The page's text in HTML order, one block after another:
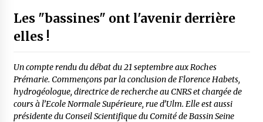
Les "bassines" ont l'avenir derrière
elles !
Un compte rendu du débat du 21 septembre aux Roches
Prémarie. Commençons par la conclusion de Florence Habets,
hydrogéologue, directrice de recherche au CNRS et chargée de
cours à l’Ecole Normale Supérieure, rue d’Ulm. Elle est aussi
présidente du Conseil Scientifique du Comité de Bassin Seine